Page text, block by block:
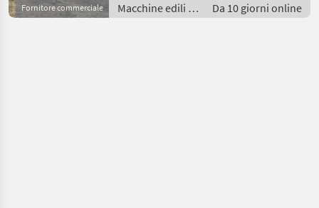
Fornitore commerciale
Macchine edili /
Escavatori
Da 10 giorni online